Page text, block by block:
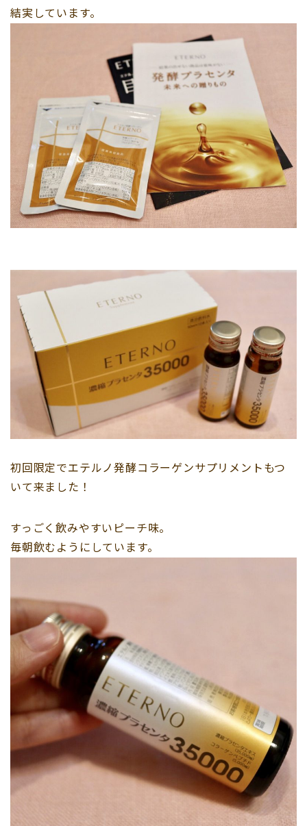
結実しています。
初回限定でエテルノ発酵コラーゲンサプリメントもつ
いて来ました！
すっごく飲みやすいピーチ味。
毎朝飲むようにしています。